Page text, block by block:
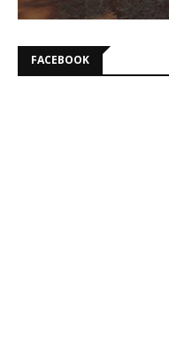
FACEBOOK